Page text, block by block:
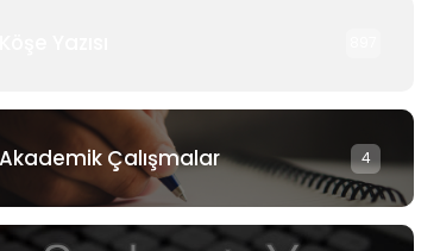
Akademik Çalışmalar 4